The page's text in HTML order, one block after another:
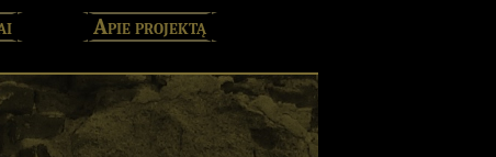
Apie projektą